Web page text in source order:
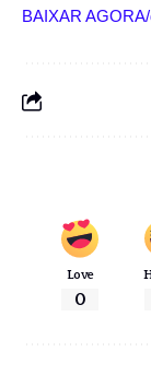
BAIXAR
Love
0